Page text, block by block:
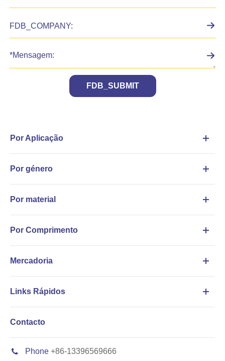
FDB_SUBMIT
Por Aplicação
Por género
Por material
Por Comprimento
Mercadoria
Links Rápidos
Contacto
Phone +86-13396569666